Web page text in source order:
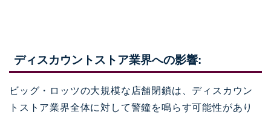
ディスカウントストア業界への影響:
ビッグ・ロッツの大規模な店舗閉鎖は、ディスカウン
トストア業界全体に対して警鐘を鳴らす可能性があり